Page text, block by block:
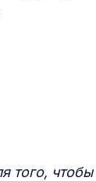
того, чтобы